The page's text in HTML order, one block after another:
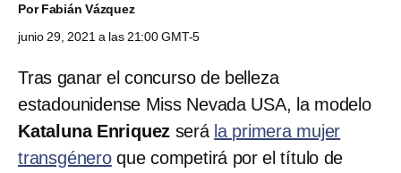
PorFabián Vázquez
junio 29, 2021 a las 21:00 GMT-5
Tras ganar el concurso de belleza
estadounidense Miss Nevada USA, la modelo
Kataluna Enriquez será la primera mujer
transgéneroque competirá por el título de